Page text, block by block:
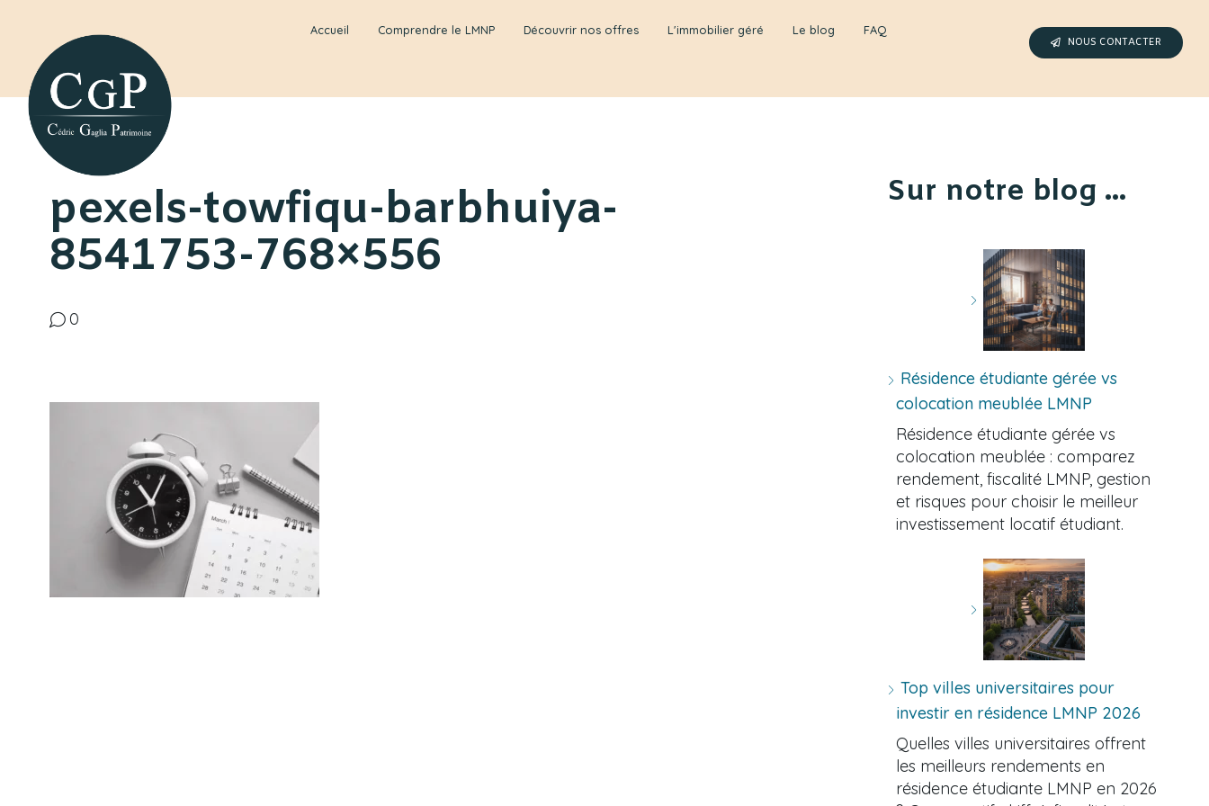
Accueil Comprendre le LMNP Découvrir nos offres L'immobilier géré Le blog FAQ
NOUS CONTACTER
pexels-towfiqu-barbhuiya-
8541753-768×556
0
Sur notre blog ...
Résidence étudiante gérée vs
colocation meublée LMNP
Résidence étudiante gérée vs
colocation meublée : comparez
rendement, fiscalité LMNP, gestion
et risques pour choisir le meilleur
investissement locatif étudiant.
Top villes universitaires pour
investir en résidence LMNP 2026
Quelles villes universitaires offrent
les meilleurs rendements en
résidence étudiante LMNP en 2026